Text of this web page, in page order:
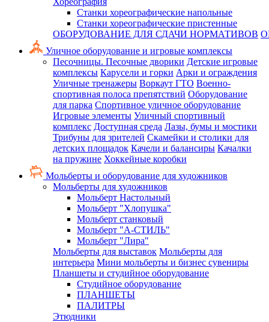
Станки хореографические напольные
Станки хореографические пристенные
ОБОРУДОВАНИЕ ДЛЯ СДАЧИ НОРМАТИВОВ
Уличное оборудование и игровые комплексы
Песочницы. Песочные дворики Детские игровые
комплексы Карусели и горки Арки и ограждения
Уличные тренажеры Воркаут ГТО Военно-
спортивная полоса препятствий Оборудование
для парка Спортивное уличное оборудование
Игровые элементы Уличный спортивный
комплекс Доступная среда Лазы, бумы и мостики
Трибуны для зрителей Скамейки и столики для
детских площадок Качели и балансиры Качалки
на пружине Хоккейные коробки
Мольберты и оборудование для художников
Мольберты для художников
Мольберт Настольный
Мольберт "Хлопушка"
Мольберт станковый
Мольберт "А-СТИЛЬ"
Мольберт "Лира"
Мольберты для выставок Мольберты для
интерьера Мини мольберты и бизнес сувениры
Планшеты и студийное оборудование
Студийное оборудование
ПЛАНШЕТЫ
ПАЛИТРЫ
Этюдники